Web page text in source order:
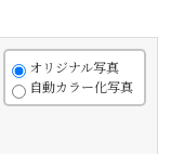
オリジナル写真
自動カラー化写真